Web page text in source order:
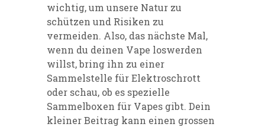
wichtig, um unsere Natur zu
schützen und Risiken zu
vermeiden. Also, das nächste Mal,
wenn du deinen Vape loswerden
willst, bring ihn zu einer
Sammelstelle für Elektroschrott
oder schau, ob es spezielle
Sammelboxen für Vapes gibt. Dein
kleiner Beitrag kann einen grossen